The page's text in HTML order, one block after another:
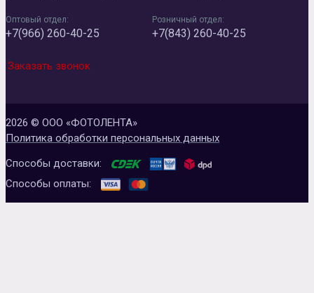
Оптовый отдел:
+7(966) 260-40-25
Розничный отдел:
+7(843) 260-40-25
Заказать звонок
2026 © ООО «ФОТОЛЕНТА»
Политика обработки персональных данных
Способы доставки:
Способы оплаты: